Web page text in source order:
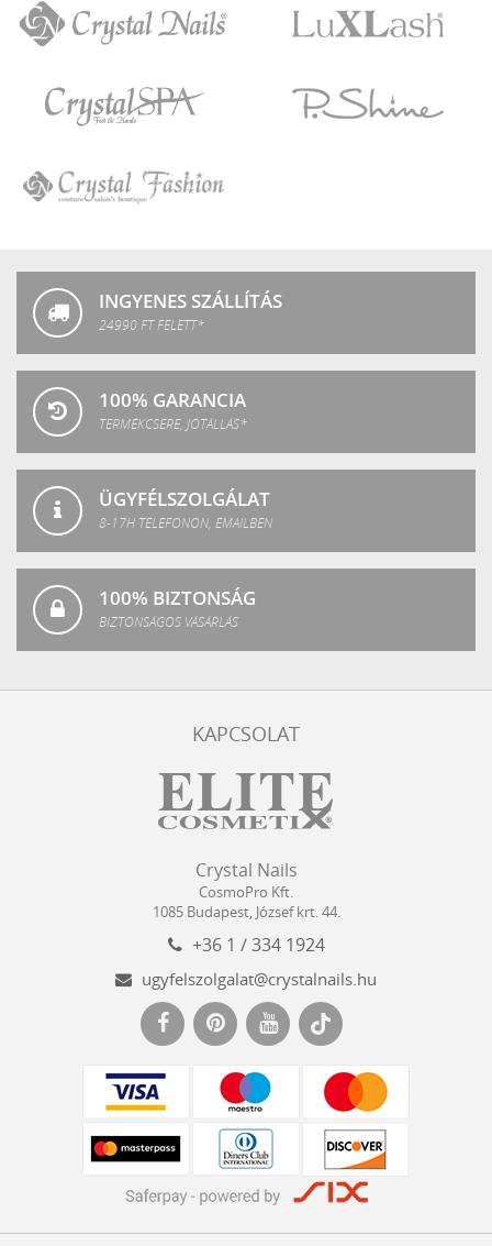
SPA
INGYENES SZÁLLÍTÁS
24990 FT FELETT*
100% GARANCIA
TERMÉKCSERE, JÓTÁLLÁS*
ÜGYFÉLSZOLGÁLAT
8-17H TELEFONON, EMAILBEN
100% BIZTONSÁG
BIZTONSÁGOS VÁSÁRLÁS
KAPCSOLAT
Nails
Kft.
Crystal Nails
CosmoPro Kft.
1085 Budapest, József krt. 44.
+36 1 / 334 1924
ugyfelszolgalat@crystalnails.hu